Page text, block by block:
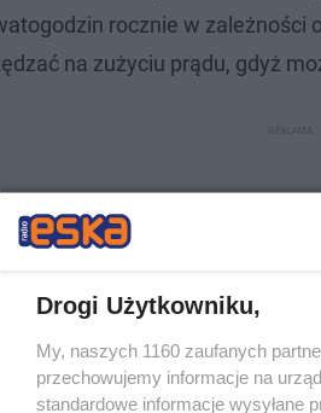
rocznie w
na zużyciu prądu, gdyż
Drogi Użytkowniku,
My, naszych 1160 zaufanych
przechowujemy informacje na
standardowe informacje wysyłane